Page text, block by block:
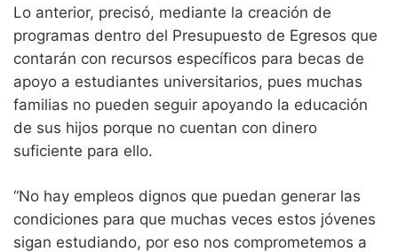
Lo anterior, precisó, mediante la creación de
programas dentro del Presupuesto de Egresos que
contarán con recursos específicos para becas de
apoyo a estudiantes universitarios, pues muchas
familias no pueden seguir apoyando la educación
de sus hijos porque no cuentan con dinero
suficiente para ello.
“No hay empleos dignos que puedan generar las
condiciones para que muchas veces estos jóvenes
sigan estudiando, por eso nos comprometemos a